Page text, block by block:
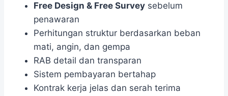
Free Design & Free Survey sebelum
penawaran
Perhitungan struktur berdasarkan beban
mati, angin, dan gempa
RAB detail dan transparan
Sistem pembayaran bertahap
Kontrak kerja jelas dan serah terima